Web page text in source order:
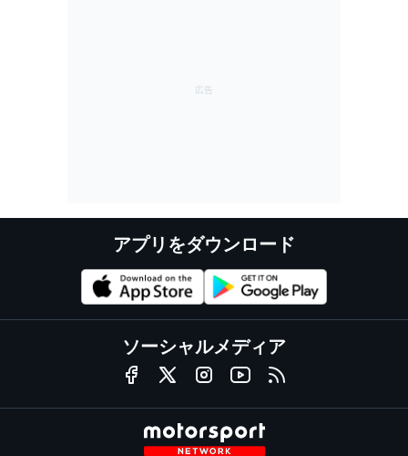
アプリをダウンロード
ソーシャルメディア